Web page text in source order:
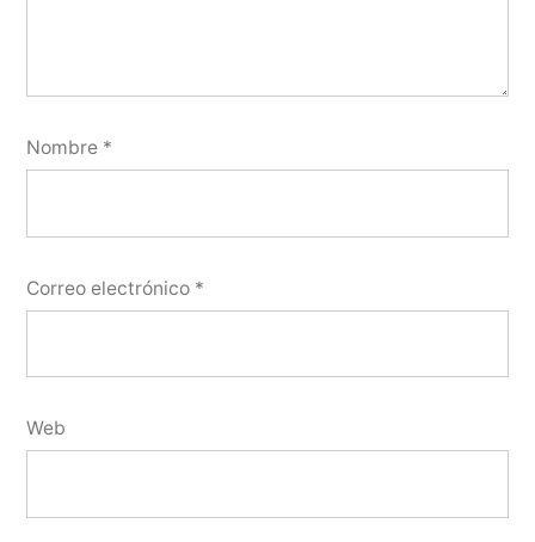
Nombre *
Correo electrónico *
Web